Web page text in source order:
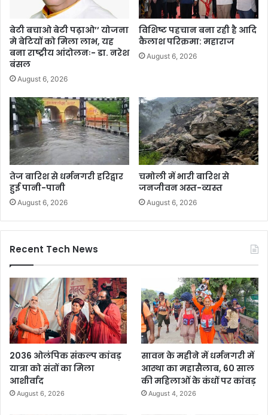
बेटी बचाओ बेटी पढ़ाओ’’ योजना
मे बेटियों को मिला लाभ, यह
बना राष्ट्रीय आंदोलनः- डा. नरेश
बंसल
August 6, 2026
विशिष्ट पहचान बना रही है आदि
कैलाश परिक्रमा: महाराज
August 6, 2026
तेज बारिश से धर्मनगरी हरिद्वार
हुई पानी-पानी
August 6, 2026
चमोली में भारी बारिश से
जनजीवन अस्त-व्यस्त
August 6, 2026
Recent Tech News
2036 ओलंपिक संकल्प कांवड़
यात्रा को संतों का मिला
आशीर्वाद
August 6, 2026
सावन के महीने में धर्मनगरी में
आस्था का महासैलाब, 60 साल
की महिलाओं के कंधों पर कांवड़
August 4, 2026